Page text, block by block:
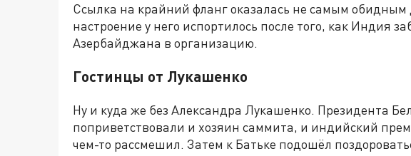
Ссылка на крайний фланг оказалась не самым
настроение у него испортилось после того, как Индия
Азербайджана в организацию.
Гостинцы от Лукашенко
Ну и куда же без Александра Лукашенко. Президента
поприветствовали и хозяин саммита, и индийский
чем-то рассмешил. Затем к Батьке подошёл